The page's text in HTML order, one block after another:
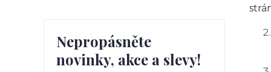
Nepropásněte
novinky, akce a slevy!